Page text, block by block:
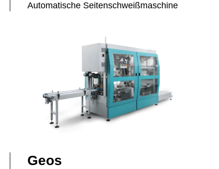
Automatische Seitenschweißmaschine
Geos